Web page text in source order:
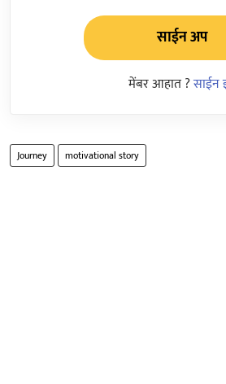
साईन अप
मेंबर आहात ?साईन
Journey motivational story